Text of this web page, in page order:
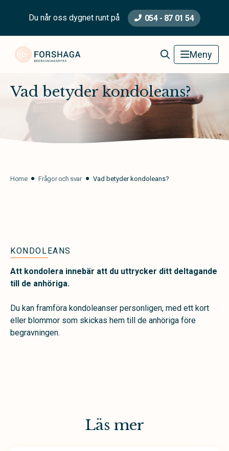
Du når oss dygnet runt på 054 - 87 01 54
Forshaga Begravningsbyrå Meny
Vad betyder kondoleans?
Home Frågor och svar Vad betyder kondoleans?
KONDOLEANS
Att kondolera innebär att du uttrycker ditt deltagande
till de anhöriga.
Du kan framföra kondoleanser personligen, med ett kort
eller blommor som skickas hem till de anhöriga före
begravningen.
Läs mer